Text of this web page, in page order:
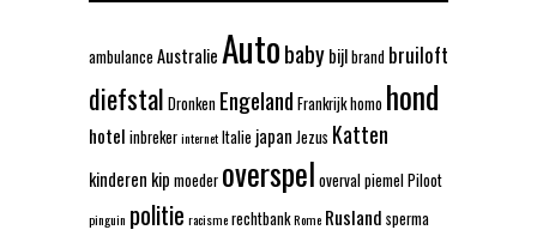
ambulance Australie Autobabybijlbrand bruiloft
diefstal Dronken Engeland Frankrijkhomo hond
hotel inbrekerinternetItalie japan Jezus Katten
kinderen kip moeder overspel overvalpiemelPiloot
pinguin politie racismerechtbankRome Rusland sperma